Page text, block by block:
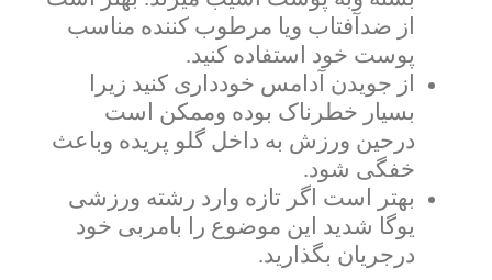
از ضدآفتاب ویا مرطوب کننده مناسب
پوست خود استفاده کنید.
از جویدن آدامس خودداری کنید زیرا
بسیار خطرناک بوده وممکن است
درحین ورزش به داخل گلو پریده وباعث
خفگی شود.
بهتر است اگر تازه وارد رشته ورزشی
یوگا شدید این موضوع را بامربی خود
درجریان بگذارید.